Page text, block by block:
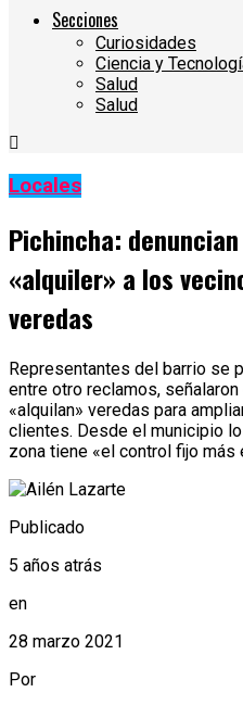
Secciones
Curiosidades
Ciencia y
Salud
Salud
Locales
Pichincha:
«alquiler» a los
veredas
Representantes del barrio se
entre otro reclamos,
«alquilan» veredas para
clientes. Desde el municipio
zona tiene «el control fijo más
Publicado
5 años atrás
en
28 marzo 2021
Por